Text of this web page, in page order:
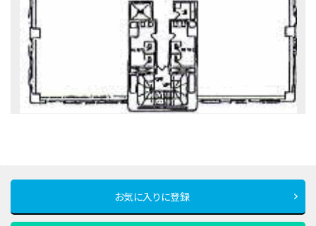
お気に入りに登録